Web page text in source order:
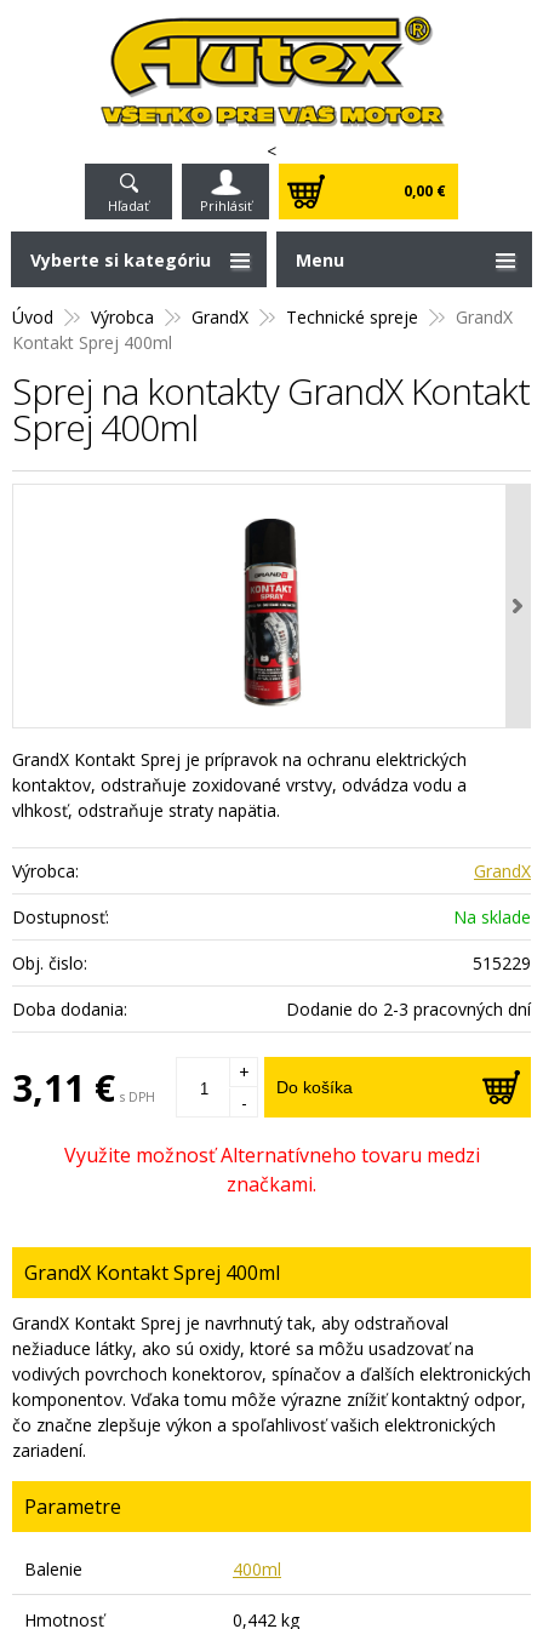
<
Hľadať Prihlásiť
0,00 €
Úvod Výrobca GrandX Technické spreje
GrandX
Kontakt Sprej 400ml
Sprej na kontakty GrandX Kontakt
Sprej 400ml
GrandX Kontakt Sprej je prípravok na ochranu elektrických
kontaktov, odstraňuje zoxidované vrstvy, odvádza vodu a
vlhkosť, odstraňuje straty napätia.
Výrobca:
GrandX
Dostupnosť:
Na sklade
Obj. čislo:
515229
Doba dodania:
Dodanie do 2-3 pracovných dní
3,11 € s DPH Do košíka
+
-
GrandX Kontakt Sprej 400ml
GrandX Kontakt Sprej je navrhnutý tak, aby odstraňoval
nežiaduce látky, ako sú oxidy, ktoré sa môžu usadzovať na
vodivých povrchoch konektorov, spínačov a ďalších elektronických
komponentov. Vďaka tomu môže výrazne znížiť kontaktný odpor,
čo značne zlepšuje výkon a spoľahlivosť vašich elektronických
zariadení.
Parametre
Balenie 400ml
Hmotnosť 0,442 kg
Vyberte si kategóriu Menu